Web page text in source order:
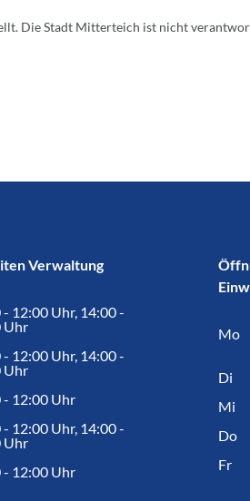
Die Stadt Mitterteich ist nicht
Verwaltung
- 12:00 Uhr, 14:00 -
Uhr
- 12:00 Uhr, 14:00 -
Uhr
- 12:00 Uhr
- 12:00 Uhr, 14:00 -
Uhr
- 12:00 Uhr
Mo
Di
Mi
Do
Fr